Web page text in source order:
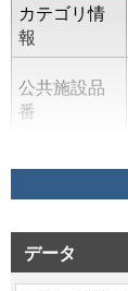
カテゴリ情
報
公共施設品
番
仕様1名称
仕様1材質
仕様1仕上げ
データ